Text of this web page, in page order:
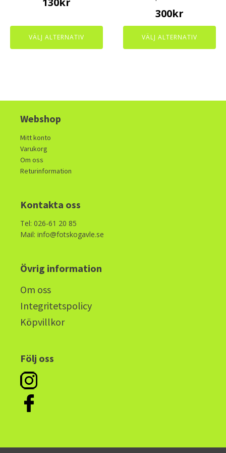
VÄLJ ALTERNATIV
page
300kr
VÄLJ ALTERNATIV
page
Webshop
Mitt konto
Varukorg
Om oss
Returinformation
Kontakta oss
Tel: 026-61 20 85
Mail: info@fotskogavle.se
Övrig information
Om oss
Integritetspolicy
Köpvillkor
Följ oss